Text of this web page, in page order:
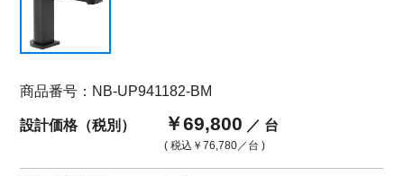
商品番号：NB-UP941182-BM
設計価格（税別） ￥69,800 ／ 台
( 税込 ￥76,780／台 )